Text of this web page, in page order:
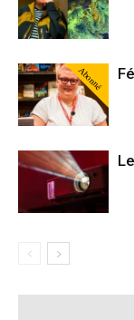
Abonné